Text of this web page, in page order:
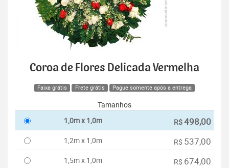
Coroa de Flores Delicada Vermelha
Faixa grátis Frete grátis Pague somente após a entrega
Tamanhos
1,0m x 1,0m
R$498,00
1,2m x 1,0m R$ 537,00
1,5m x 1,0m R$ 674,00